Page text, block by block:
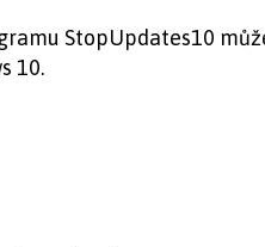
StopUpdates10
10.